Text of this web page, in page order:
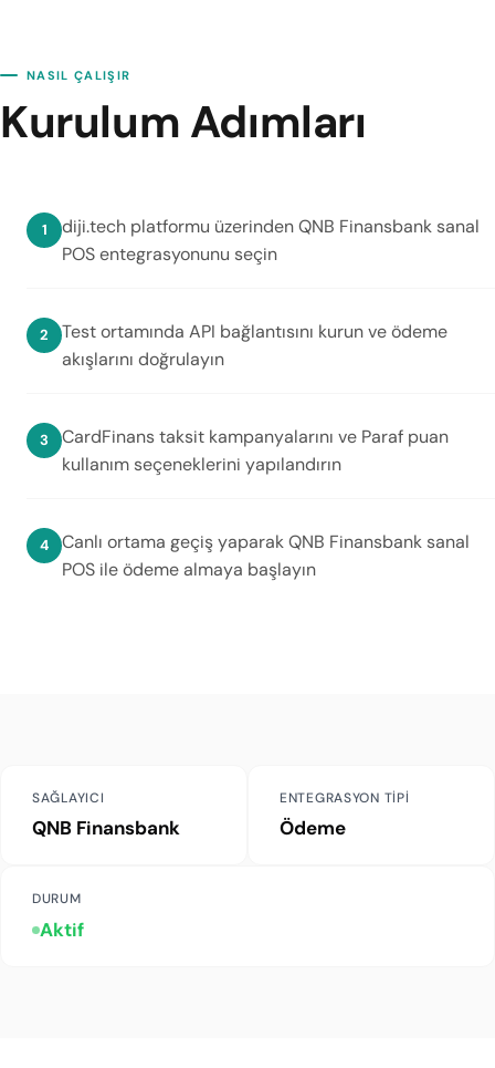
NASIL ÇALIŞIR
Kurulum Adımları
diji.tech platformu üzerinden QNB Finansbank sanal
POS entegrasyonunu seçin
Test ortamında API bağlantısını kurun ve ödeme
akışlarını doğrulayın
CardFinans taksit kampanyalarını ve Paraf puan
kullanım seçeneklerini yapılandırın
Canlı ortama geçiş yaparak QNB Finansbank sanal
POS ile ödeme almaya başlayın
SAĞLAYICI
QNB Finansbank
ENTEGRASYON TIPI
Ödeme
DURUM
Aktif